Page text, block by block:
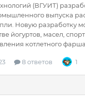
(ВГУИТ)
выпуска
Новую разработку
йогуртов, масел,
котлетного
8 ответов 1